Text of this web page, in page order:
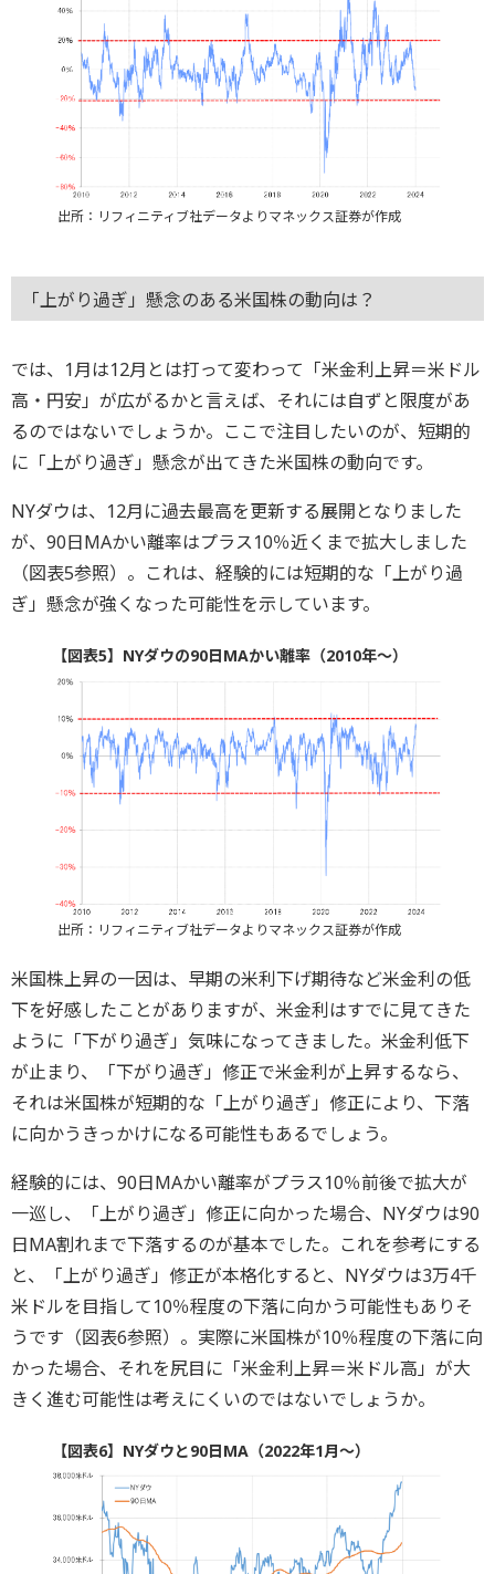
出所：リフィニティブ社データよりマネックス証券が作成
「上がり過ぎ」懸念のある米国株の動向は？
では、1月は12月とは打って変わって「米金利上昇＝米ドル
高・円安」が広がるかと言えば、それには自ずと限度があ
るのではないでしょうか。ここで注目したいのが、短期的
に「上がり過ぎ」懸念が出てきた米国株の動向です。
NYダウは、12月に過去最高を更新する展開となりました
が、90日MAかい離率はプラス10％近くまで拡大しました
（図表5参照）。これは、経験的には短期的な「上がり過
ぎ」懸念が強くなった可能性を示しています。
【図表5】NYダウの90日MAかい離率（2010年～）
出所：リフィニティブ社データよりマネックス証券が作成
米国株上昇の一因は、早期の米利下げ期待など米金利の低
下を好感したことがありますが、米金利はすでに見てきた
ように「下がり過ぎ」気味になってきました。米金利低下
が止まり、「下がり過ぎ」修正で米金利が上昇するなら、
それは米国株が短期的な「上がり過ぎ」修正により、下落
に向かうきっかけになる可能性もあるでしょう。
経験的には、90日MAかい離率がプラス10％前後で拡大が
一巡し、「上がり過ぎ」修正に向かった場合、NYダウは90
日MA割れまで下落するのが基本でした。これを参考にする
と、「上がり過ぎ」修正が本格化すると、NYダウは3万4千
米ドルを目指して10％程度の下落に向かう可能性もありそ
うです（図表6参照）。実際に米国株が10％程度の下落に向
かった場合、それを尻目に「米金利上昇＝米ドル高」が大
きく進む可能性は考えにくいのではないでしょうか。
【図表6】NYダウと90日MA（2022年1月～）